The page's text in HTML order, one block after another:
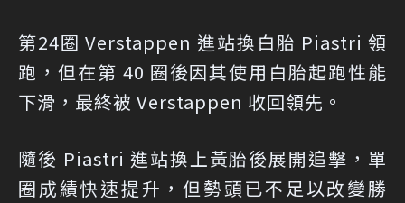
第24圈 Verstappen 進站換白胎 Piastri 領
跑，但在第 40 圈後因其使用白胎起跑性能
下滑，最終被 Verstappen 收回領先。
隨後 Piastri 進站換上黃胎後展開追擊，單
圈成績快速提升，但勢頭已不足以改變勝